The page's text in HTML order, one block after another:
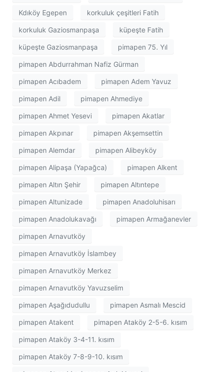
Kdıköy Egepen korkuluk çeşitleri Fatih
korkuluk Gaziosmanpaşa küpeşte Fatih
küpeşte Gaziosmanpaşa pimapen 75. Yıl
pimapen Abdurrahman Nafiz Gürman
pimapen Acıbadem pimapen Adem Yavuz
pimapen Adil pimapen Ahmediye
pimapen Ahmet Yesevi pimapen Akatlar
pimapen Akpınar pimapen Akşemsettin
pimapen Alemdar pimapen Alibeyköy
pimapen Alipaşa (Yapağca) pimapen Alkent
pimapen Altın Şehir pimapen Altıntepe
pimapen Altunizade pimapen Anadoluhisarı
pimapen Anadolukavağı pimapen Armağanevler
pimapen Arnavutköy
pimapen Arnavutköy İslambey
pimapen Arnavutköy Merkez
pimapen Arnavutköy Yavuzselim
pimapen Aşağıdudullu pimapen Asmalı Mescid
pimapen Atakent pimapen Ataköy 2-5-6. kısım
pimapen Ataköy 3-4-11. kısım
pimapen Ataköy 7-8-9-10. kısım